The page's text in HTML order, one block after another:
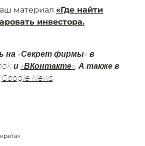
материал «Где найти
инвестора.
на «Секрет фирмы» в
и «ВКонтакте» . А также в
Google News